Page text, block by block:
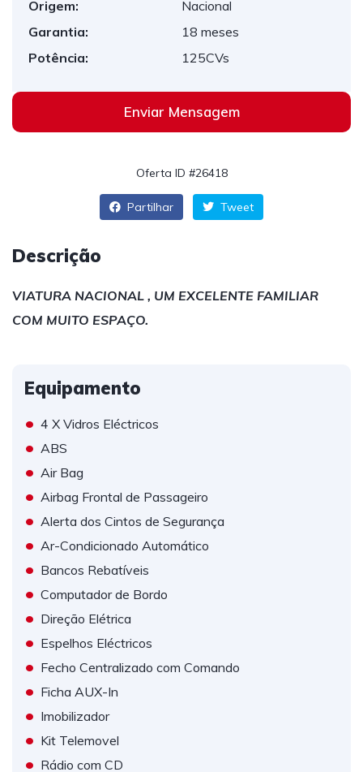
Origem:
Nacional
Garantia:
18 meses
Potência:
125CVs
Enviar Mensagem
Oferta ID #26418
Partilhar Tweet
Descrição
VIATURA NACIONAL , UM EXCELENTE FAMILIAR
COM MUITO ESPAÇO.
Equipamento
• 4 X Vidros Eléctricos
• ABS
• Air Bag
• Airbag Frontal de Passageiro
• Alerta dos Cintos de Segurança
• Ar-Condicionado Automático
• Bancos Rebatíveis
• Computador de Bordo
• Direção Elétrica
• Espelhos Eléctricos
• Fecho Centralizado com Comando
• Ficha AUX-In
• Imobilizador
• Kit Telemovel
• Rádio com CD